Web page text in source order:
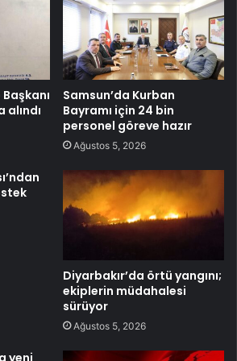
Samsun’da Kurban
Bayramı için 24 bin
personel göreve hazır
Ağustos 5, 2026
Diyarbakır’da örtü yangını;
ekiplerin müdahalesi
sürüyor
Ağustos 5, 2026